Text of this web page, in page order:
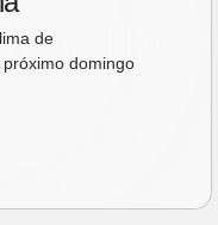
de
domingo